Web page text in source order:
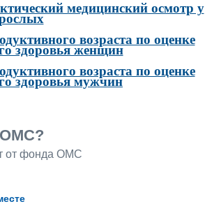
медицинский осмотр у
возраста по оценке
здоровья женщин
возраста по оценке
здоровья мужчин
ОМС?
от фонда ОМС